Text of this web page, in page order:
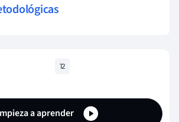
12
a aprender